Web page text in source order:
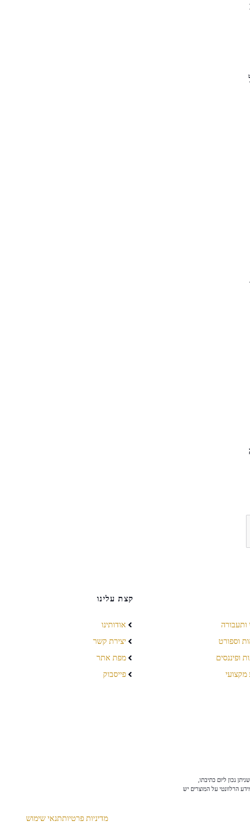
ותעבורה
וספורט
ופיננסים
מקצועי
קצת עלינו
אודותינו
יצירת קשר
מפת אתר
פייסבוק
נכון ליום כתיבתו,
הרלוונטי על המוצרים יש
מדיניות פרטיותתנאי שימוש